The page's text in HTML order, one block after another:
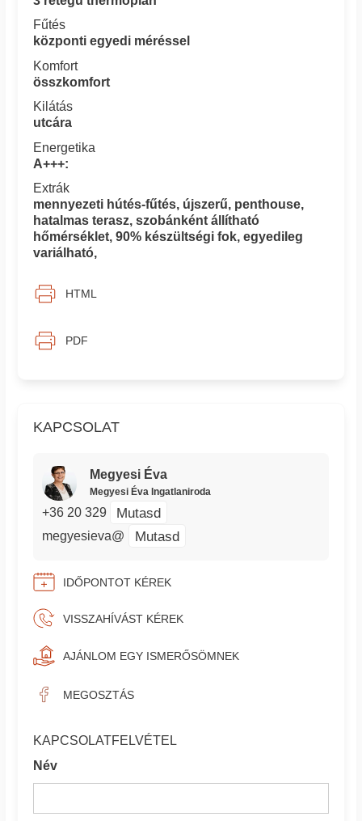
KAPCSOLAT
Megyesi Éva
Megyesi Éva Ingatlaniroda
+36 20 329 Mutasd
megyesieva@ Mutasd
IDŐPONTOT KÉREK
VISSZAHÍVÁST KÉREK
AJÁNLOM EGY ISMERŐSÖMNEK
MEGOSZTÁS
KAPCSOLATFELVÉTEL
Név
Fűtés
központi egyedi méréssel
Komfort
összkomfort
Kilátás
utcára
Energetika
A+++:
Extrák
mennyezeti hútés-fűtés, újszerű, penthouse,
hatalmas terasz, szobánként állítható
hőmérséklet, 90% készültségi fok, egyedileg
variálható,
HTML
PDF